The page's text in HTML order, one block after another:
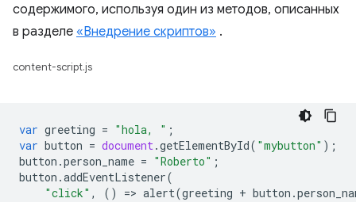
содержимого, используя один из методов, описанных
в разделе «Внедрение скриптов» .
content-script.js
var greeting = "hola, " ;
var button = document.getElementById( "mybutton" );
button .person_name = "Roberto" ;
button .addEventListener(
"click" , () => alert(greeting + button .